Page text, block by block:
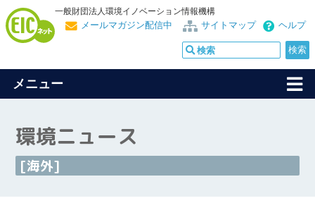
一般財団法人環境イノベーション情報機構
ヘルプ
サイトマップ
メールマガジン配信中
メニュー
環境ニュース
[海外]